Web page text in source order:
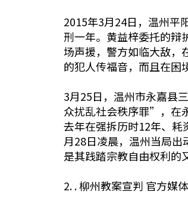
2015年3月24日，温州平
刑一年。黄益梓委托的辩
场声援，警方如临大敌，
的犯人传福音，而且在困
3月25日，温州市永嘉县
众扰乱社会秩序罪”，在
去年在强拆历时12年、
月28日凌晨，温州当局出
是其践踏宗教自由权利的
2. . 柳州教案宣判 官方媒